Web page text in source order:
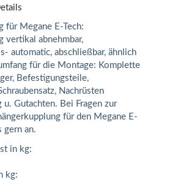
für Megane E-Tech:
vertikal abnehmbar,
automatic, abschließbar, ähnlich
für die Montage: Komplette
Befestigungsteile,
Nachrüsten
u. Gutachten. Bei Fragen zur
für den Megane E-
gern an.
in kg:
kg: